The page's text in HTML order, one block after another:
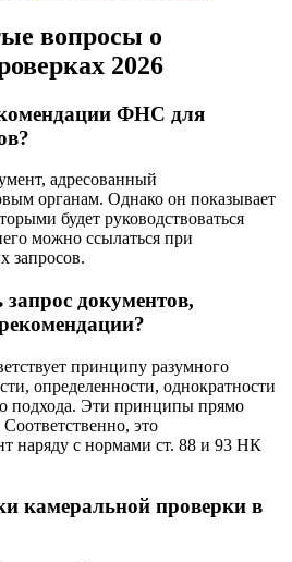
вопросы о
2026
ФНС для
адресованный
органам. Однако он показывает
будет руководствоваться
можно ссылаться при
запросов.
документов,
принципу разумного
определенности, однократности
подхода. Эти принципы прямо
это
наряду с нормами ст. 88 и 93 НК
камеральной проверки в